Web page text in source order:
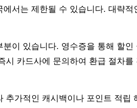
서는 제한될 수 있습니다. 대략
이 있습니다. 영수증을 통해 할
시 카드사에 문의하여 환급 절차
추가적인 캐시백이나 포인트 적립